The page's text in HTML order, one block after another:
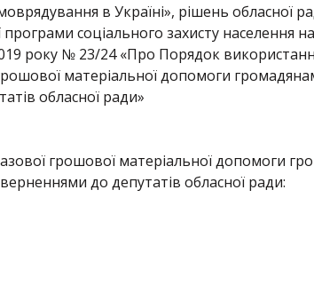
в Україні», рішень обласної
соціального захисту населення на
року № 23/24 «Про Порядок
матеріальної допомоги
обласної ради»
грошової матеріальної допомоги
до депутатів обласної ради: